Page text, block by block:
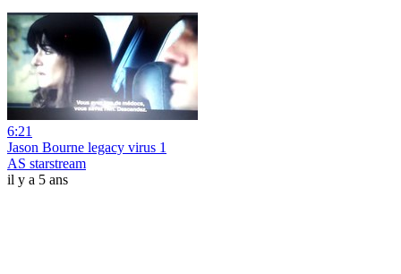
6:21
Jason Bourne legacy virus 1
AS starstream
il y a 5 ans